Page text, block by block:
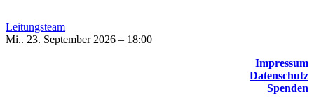
Leitungsteam
Mi.. 23. September 2026 – 18:00
Impressum
Datenschutz
Spenden